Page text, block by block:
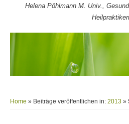
Helena Pöhlmann M. Univ.,
Home » Beiträge veröffentlichen in: 2013»